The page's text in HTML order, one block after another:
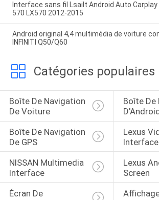
Interface sans fil Lsailt Android Auto Carplay
570 LX570 2012-2015
Android original 4,4 multimédia de voiture
INFINITI Q50/Q60
Catégories populaires
Boîte De Navigation
De Voiture
Boîte De
Boîte De Navigation
De GPS
Lexus
Interface
NISSAN Multimedia
Interface
Lexus
Screen
Écran De